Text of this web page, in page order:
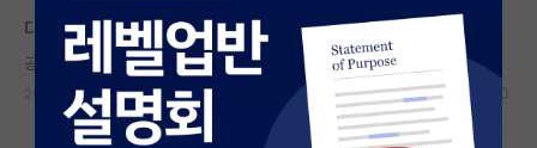
국내대학원 정보
연구실&오픈랩
커뮤니티
대학원 면접 후에...
공허한 제인 오스틴
2023.11.26 1 1356